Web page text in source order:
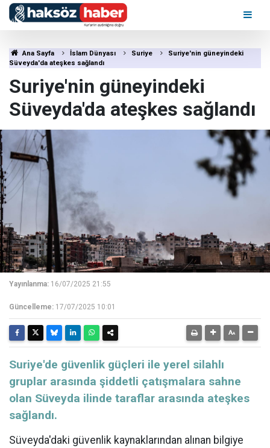
Ana Sayfa İslam Dünyası Suriye
Suriye'nin güneyindeki
Süveyda'da ateşkes sağlandı
Suriye'nin güneyindeki
Süveyda'da ateşkes sağlandı
Yayınlanma: 16/07/2025 21:55
Güncelleme: 17/07/2025 10:01
Suriye'de güvenlik güçleri ile yerel silahlı
gruplar arasında şiddetli çatışmalara sahne
olan Süveyda ilinde taraflar arasında ateşkes
sağlandı.
Süveyda'daki güvenlik kaynaklarından alınan bilgiye